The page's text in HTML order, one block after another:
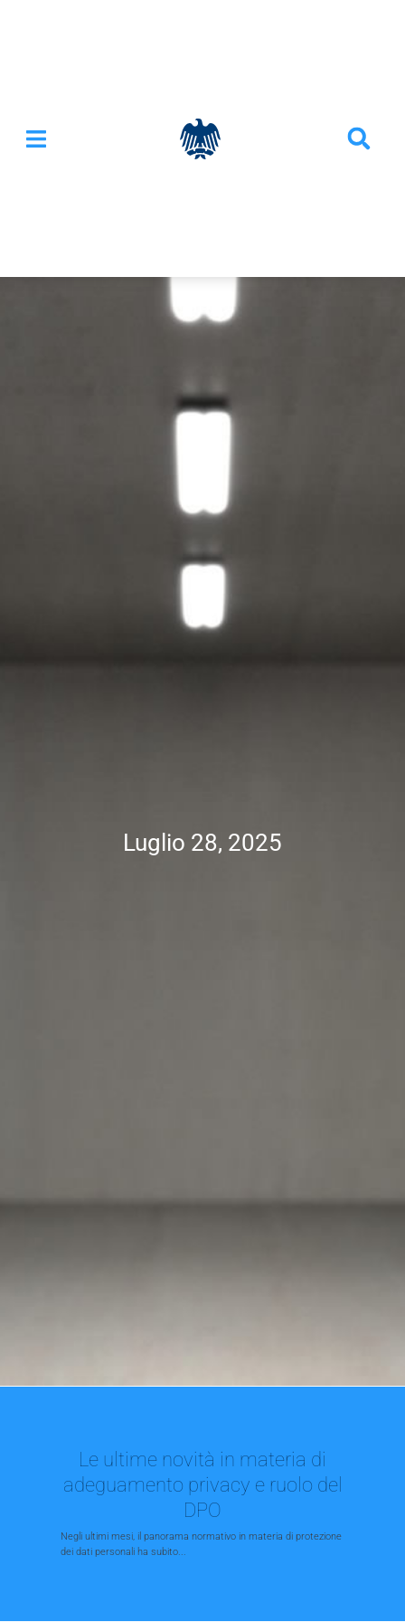
Luglio 28, 2025
Le ultime novità in materia di
adeguamento privacy e ruolo del
DPO
Negli ultimi mesi, il panorama normativo in materia di protezione
dei dati personali ha subito...